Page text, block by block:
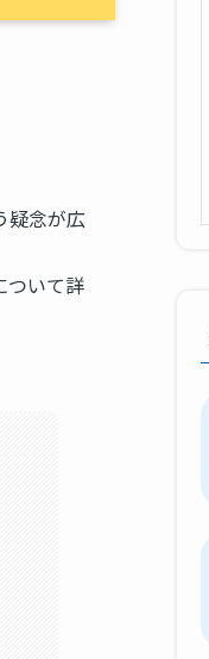
疑念が広
ついて詳